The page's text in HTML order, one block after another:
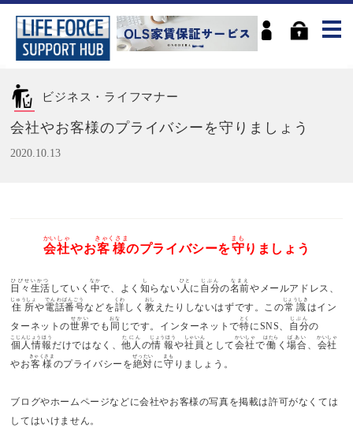
ビジネス・ライフマナー
会社やお客様のプライバシーを守りましょう
2020.10.13
会社
かいしゃ
やお客様
きゃくさま
のプライバシーを守
まも
りましょう
日々生活
ひびせいかつ
していく 中
なか
で、よく 知
し
らない 人
ひと
に 自分
じぶん
の名前
なまえ
やメールアドレス、
住所
じゅうしょ
や電話番号
でんわばんごう
などを詳
くわ
しく 教
おし
えたりしないはずです。この常識
じょうしき
はイン
ターネットの世界
せかい
でも 同
おな
じです。インターネットで特
とく
にSNS、 自分
じぶん
の
個人情報
こじんじょうほう
だけではなく、他人
たにん
の情報
じょうほう
や社員
しゃいん
として会社
かいしゃ
で働
はたら
く場合
ばあい
、 会社
かいしゃ
やお客様
きゃくさま
のプライバシーを絶対
ぜったい
に守
まも
りましょう。
ブログやホームページなどに会社やお客様の写真を掲載は許可がなくては
してはいけません。